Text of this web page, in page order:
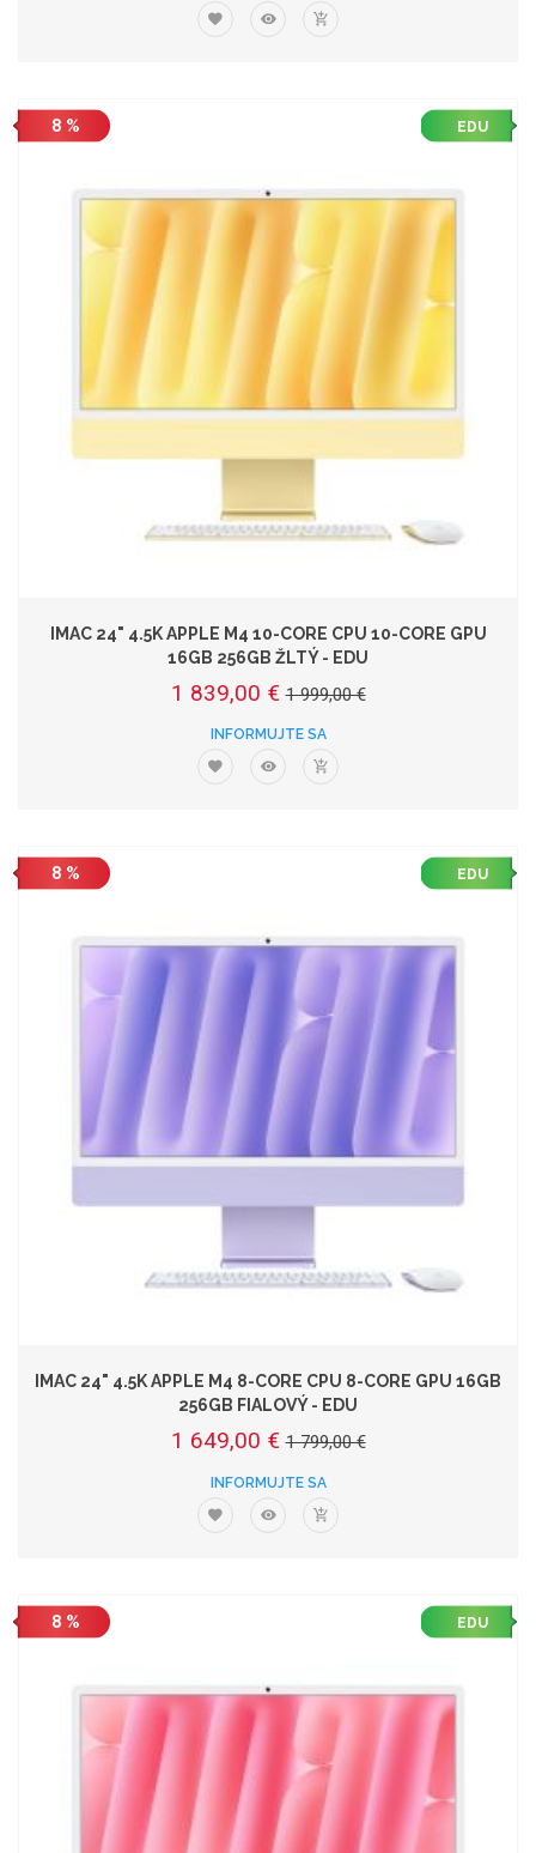
8 % EDU
IMAC 24" 4.5K APPLE M4 10-CORE CPU 10-CORE GPU
16GB 256GB ŽLTÝ - EDU
1 839,00 € 1 999,00 €
INFORMUJTE SA
8 % EDU
IMAC 24" 4.5K APPLE M4 8-CORE CPU 8-CORE GPU 16GB
256GB FIALOVÝ - EDU
1 649,00 € 1 799,00 €
INFORMUJTE SA
8 % EDU